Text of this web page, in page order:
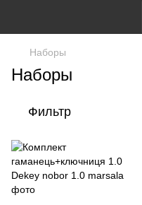
Наборы
Наборы
Фильтр